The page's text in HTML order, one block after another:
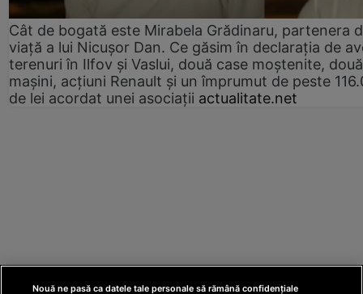
Cât de bogată este Mirabela Grădinaru, partenera
viață a lui Nicușor Dan. Ce găsim în declarația de
terenuri în Ilfov și Vaslui, două case moștenite, două
mașini, acțiuni Renault și un împrumut de peste
de lei acordat unei asociații actualitate.net
Nouă ne pasă ca datele tale personale să rămână confidențiale